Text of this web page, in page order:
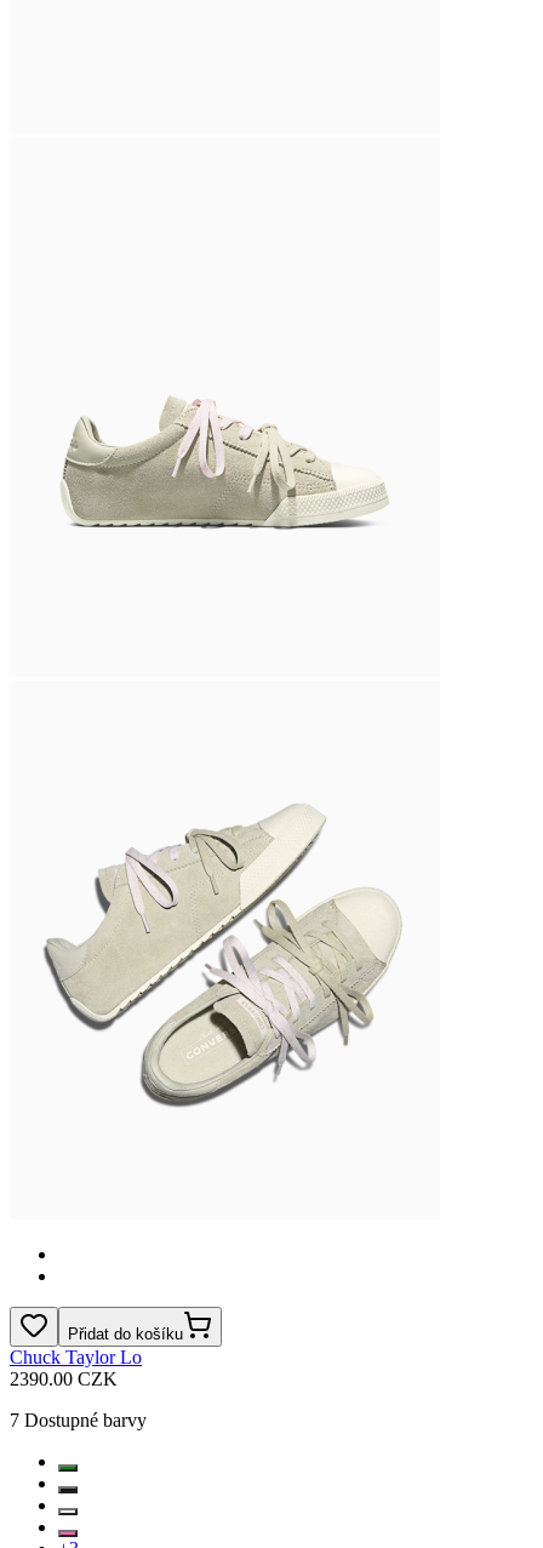
Přidat do košíku
Chuck Taylor Lo
2390.00 CZK
7 Dostupné barvy